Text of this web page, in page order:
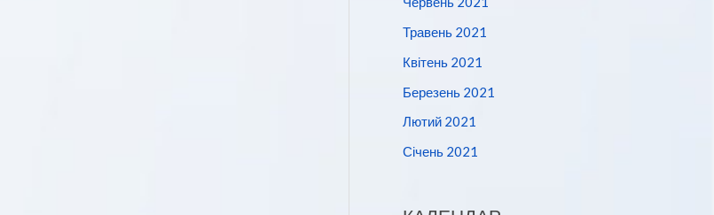
Травень 2021
Квітень 2021
Березень 2021
Лютий 2021
Січень 2021